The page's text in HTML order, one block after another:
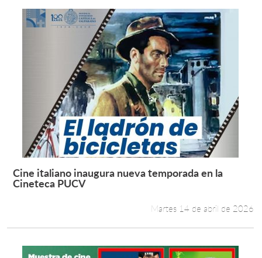
Leer más +
Cine italiano inaugura nueva temporada en la
Cineteca PUCV
Martes 14 de abril de 2026